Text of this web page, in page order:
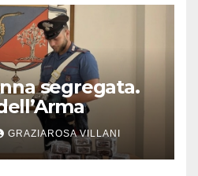
segregata.
GRAZIAROSA VILLANI